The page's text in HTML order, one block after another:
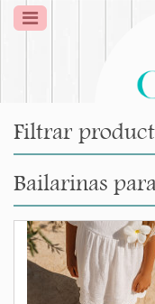
Filtrar
Bailarinas